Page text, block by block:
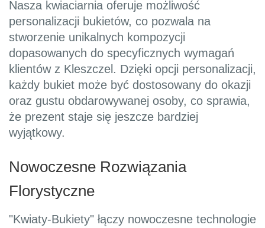
Nasza kwiaciarnia oferuje możliwość
personalizacji bukietów, co pozwala na
stworzenie unikalnych kompozycji
dopasowanych do specyficznych wymagań
klientów z Kleszczel. Dzięki opcji personalizacji,
każdy bukiet może być dostosowany do okazji
oraz gustu obdarowywanej osoby, co sprawia,
że prezent staje się jeszcze bardziej
wyjątkowy.
Nowoczesne Rozwiązania
Florystyczne
"Kwiaty-Bukiety" łączy nowoczesne technologie